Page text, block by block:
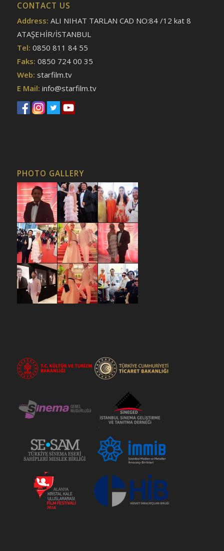
CONTACT US
Address: ALI NIHAT TARLAN CAD NO:84 /12 kat 8
ATAŞEHİR/İSTANBUL
Tel: 0850 811 84 55
Faks: 0850 724 00 35
Web: starfilm.tv
E Mail: info@starfilm.tv
PHOTO GALLERY